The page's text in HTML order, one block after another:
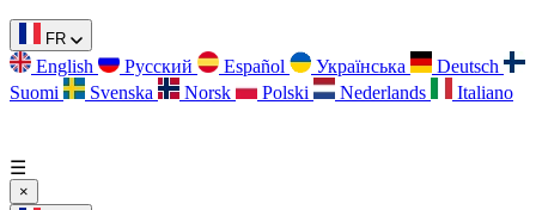
FR
English Русский Español Українська
Deutsch
Suomi
Svenska Norsk Polski Nederlands Italiano
☰
×